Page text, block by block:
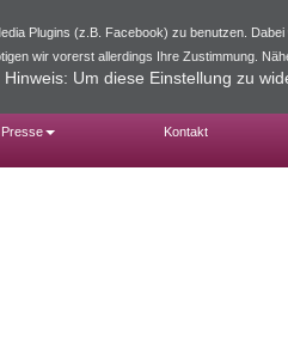
Presse Kontakt
Plugins (z.B. Facebook) zu benutzen.
wir vorerst allerdings Ihre Zustimmung.
Hinweis: Um diese Einstellung zu